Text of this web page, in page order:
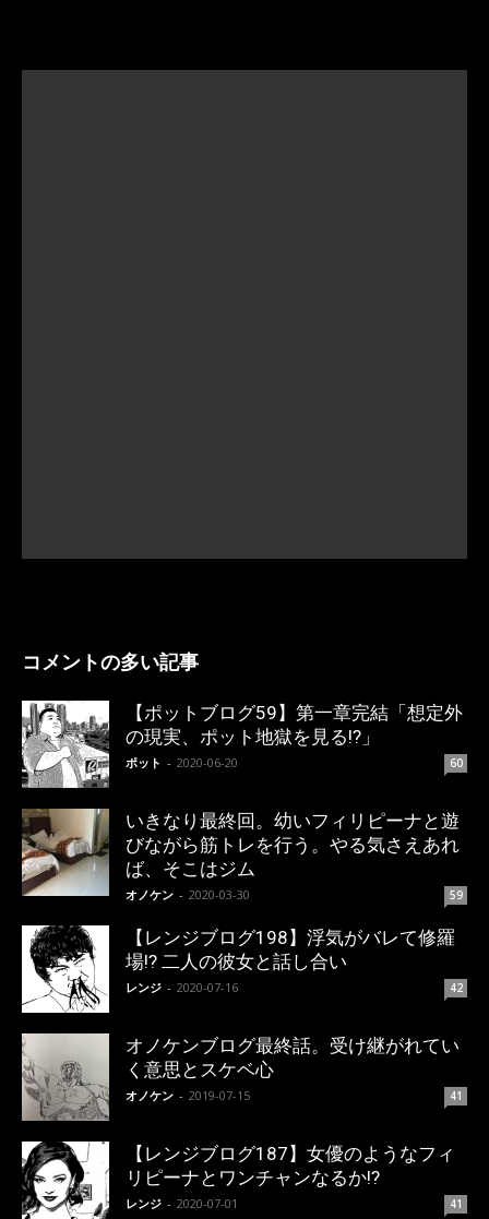
コメントの多い記事
【ポットブログ59】第一章完結「想定外
の現実、ポット地獄を見る!?」
ポット - 2020-06-20 60
いきなり最終回。幼いフィリピーナと遊
びながら筋トレを行う。やる気さえあれ
ば、そこはジム
オノケン - 2020-03-30 59
【レンジブログ198】浮気がバレて修羅
場!? 二人の彼女と話し合い
レンジ - 2020-07-16 42
オノケンブログ最終話。受け継がれてい
く意思とスケベ心
オノケン - 2019-07-15 41
【レンジブログ187】女優のようなフィ
リピーナとワンチャンなるか!?
レンジ - 2020-07-01 41